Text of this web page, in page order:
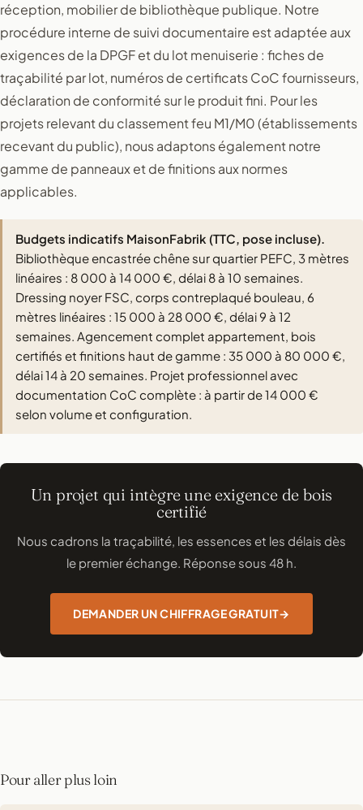
réception, mobilier de bibliothèque publique. Notre
procédure interne de suivi documentaire est adaptée aux
exigences de la DPGF et du lot menuiserie : fiches de
traçabilité par lot, numéros de certificats CoC fournisseurs,
déclaration de conformité sur le produit fini. Pour les
projets relevant du classement feu M1/M0 (établissements
recevant du public), nous adaptons également notre
gamme de panneaux et de finitions aux normes
applicables.
Budgets indicatifs MaisonFabrik (TTC, pose incluse).
Bibliothèque encastrée chêne sur quartier PEFC, 3 mètres
linéaires : 8 000 à 14 000 €, délai 8 à 10 semaines.
Dressing noyer FSC, corps contreplaqué bouleau, 6
mètres linéaires : 15 000 à 28 000 €, délai 9 à 12
semaines. Agencement complet appartement, bois
certifiés et finitions haut de gamme : 35 000 à 80 000 €,
délai 14 à 20 semaines. Projet professionnel avec
documentation CoC complète : à partir de 14 000 €
selon volume et configuration.
Un projet qui intègre une exigence de bois
certifié
Nous cadrons la traçabilité, les essences et les délais dès
le premier échange. Réponse sous 48 h.
DEMANDER UN CHIFFRAGE GRATUIT
Pour aller plus loin